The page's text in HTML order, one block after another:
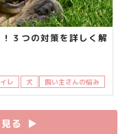
３つの対策を詳しく解
レ 犬 飼い主さんの悩み
る ▶︎